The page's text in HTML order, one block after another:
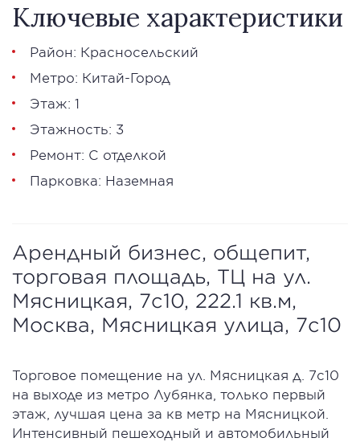
Ключевые характеристики
Район: Красносельский
Метро: Китай-Город
Этаж: 1
Этажность: 3
Ремонт: С отделкой
Парковка: Наземная
Арендный бизнес, общепит,
торговая площадь, ТЦ на ул.
Мясницкая, 7с10, 222.1 кв.м,
Москва, Мясницкая улица, 7с10
Торговое помещение на ул. Мясницкая д. 7с10
на выходе из метро Лубянка, только первый
этаж, лучшая цена за кв метр на Мясницкой.
Интенсивный пешеходный и автомобильный